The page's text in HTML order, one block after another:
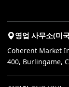
영업 사무소(미
Coherent Market
400, Burlingame,